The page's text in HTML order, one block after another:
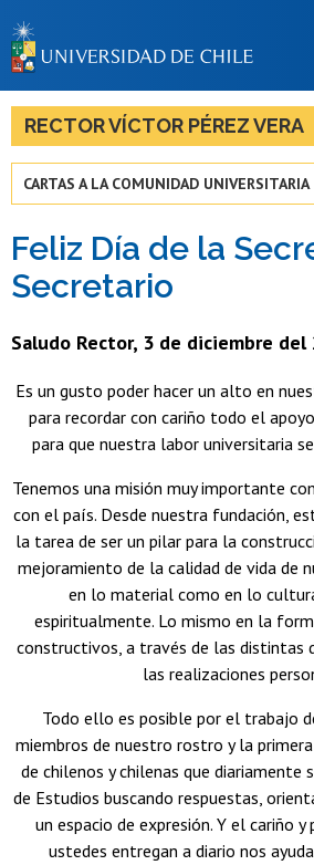
BIBLIOTECAS
LA UNIVERSIDAD
Estudiantes
Académicas/os
Egresadas/os
RECTOR VÍCTOR PÉREZ VERA
CARTAS A LA COMUNIDAD UNIVERSITARIA
Feliz Día de la
Secretario
Saludo Rector, 3 de diciembre del
Es un gusto poder hacer un alto en
para recordar con cariño todo el
para que nuestra labor universitaria
Tenemos una misión muy importante
con el país. Desde nuestra fundación,
la tarea de ser un pilar para la
mejoramiento de la calidad de vida de
en lo material como en lo
espiritualmente. Lo mismo en la
constructivos, a través de las distintas
las realizaciones
Todo ello es posible por el trabajo
miembros de nuestro rostro y la
de chilenos y chilenas que diariamente
de Estudios buscando respuestas,
un espacio de expresión. Y el cariño
ustedes entregan a diario nos